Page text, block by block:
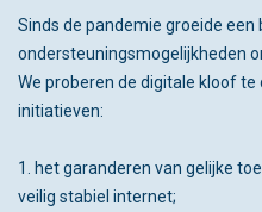
Sinds de pandemie groeide een
ondersteuningsmogelijkheden
We proberen de digitale kloof
initiatieven:
1. het garanderen van gelijke
veilig stabiel internet;